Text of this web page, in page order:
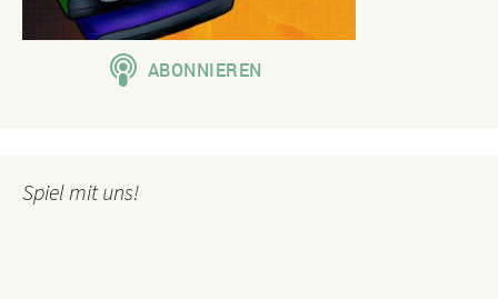
Spiel mit uns!